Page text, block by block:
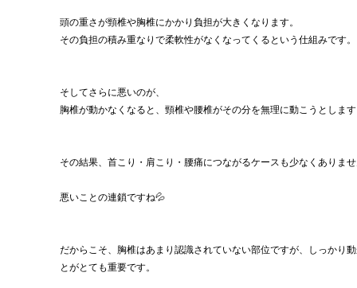
頭の重さが頸椎や胸椎にかかり負担が大きくなります。
その負担の積み重なりで柔軟性がなくなってくるという仕組みです。
そしてさらに悪いのが、
胸椎が動かなくなると、頸椎や腰椎がその分を無理に動こうとしま
その結果、首こり・肩こり・腰痛につながるケースも少なくありま
悪いことの連鎖ですね💦
だからこそ、胸椎はあまり認識されていない部位ですが、しっかり
とがとても重要です。